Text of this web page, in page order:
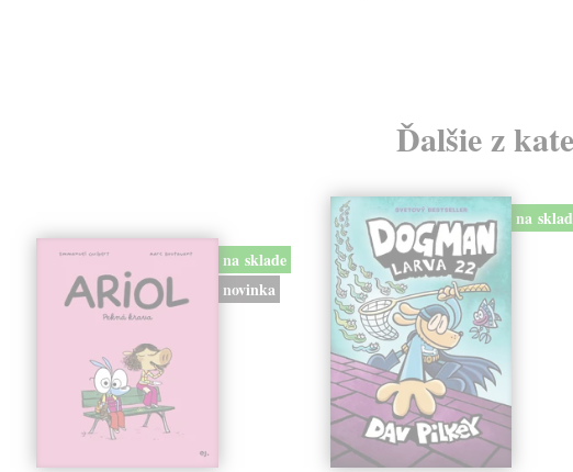
Ďalšie z
na sklade
novinka
na